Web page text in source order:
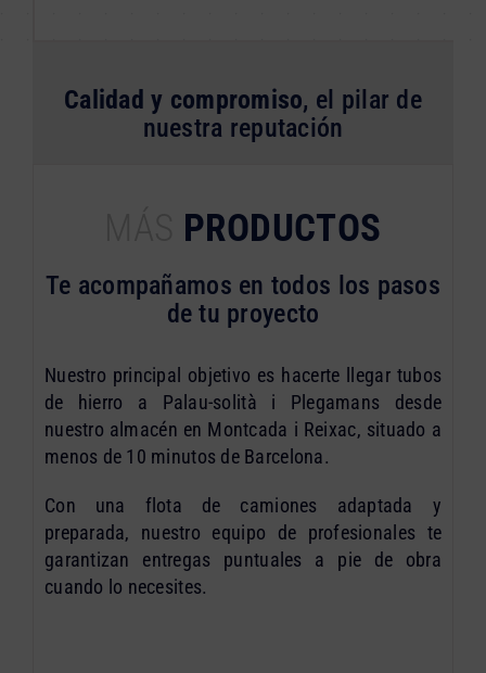
Calidad y compromiso, el pilar de
nuestra reputación
PRODUCTOS
Te acompañamos en todos los pasos
de tu proyecto
Nuestro principal objetivo es hacerte llegar tubos
de hierro a Palau-solità i Plegamans desde
nuestro almacén en Montcada i Reixac, situado a
menos de 10 minutos de Barcelona.
Con una flota de camiones adaptada y
preparada, nuestro equipo de profesionales te
garantizan entregas puntuales a pie de obra
cuando lo necesites.